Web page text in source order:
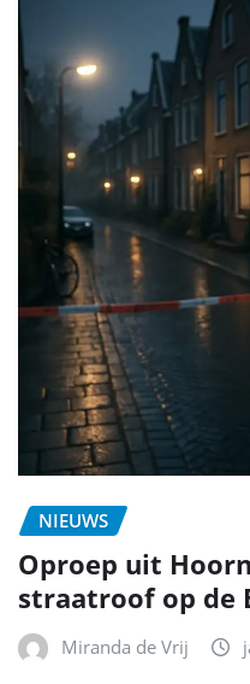
NIEUWS
Oproep uit
straatroof op de
Miranda de Vrij